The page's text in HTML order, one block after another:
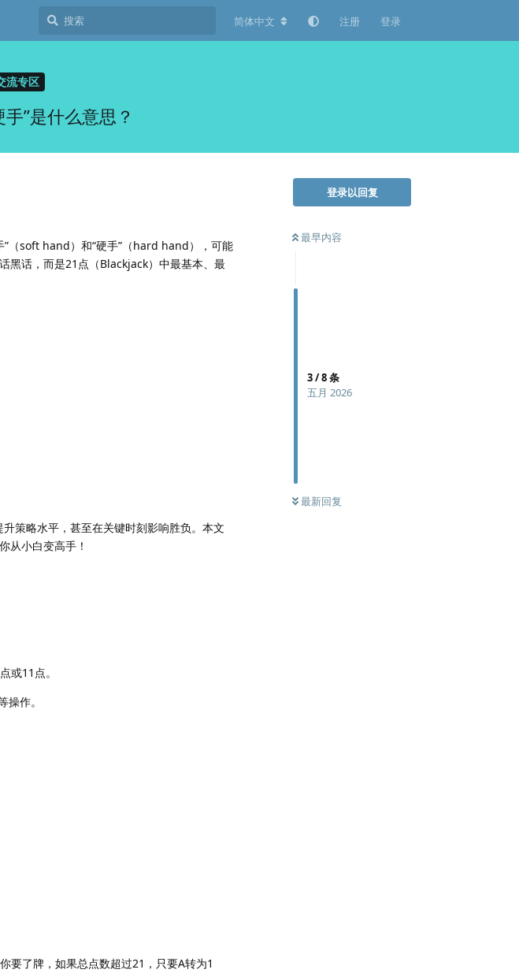
简体中文 注册 登录
流专区
”是什么意思？
登录以回复
最早内容
3/8条
五月 2026
最新回复
”（soft hand）和“硬手”（hard hand），可能
黑话，而是21点（Blackjack）中最基本、最
策略水平，甚至在关键时刻影响胜负。本文
从小白变高手！
或11点。
操作。
要了牌，如果总点数超过21，只要A转为1